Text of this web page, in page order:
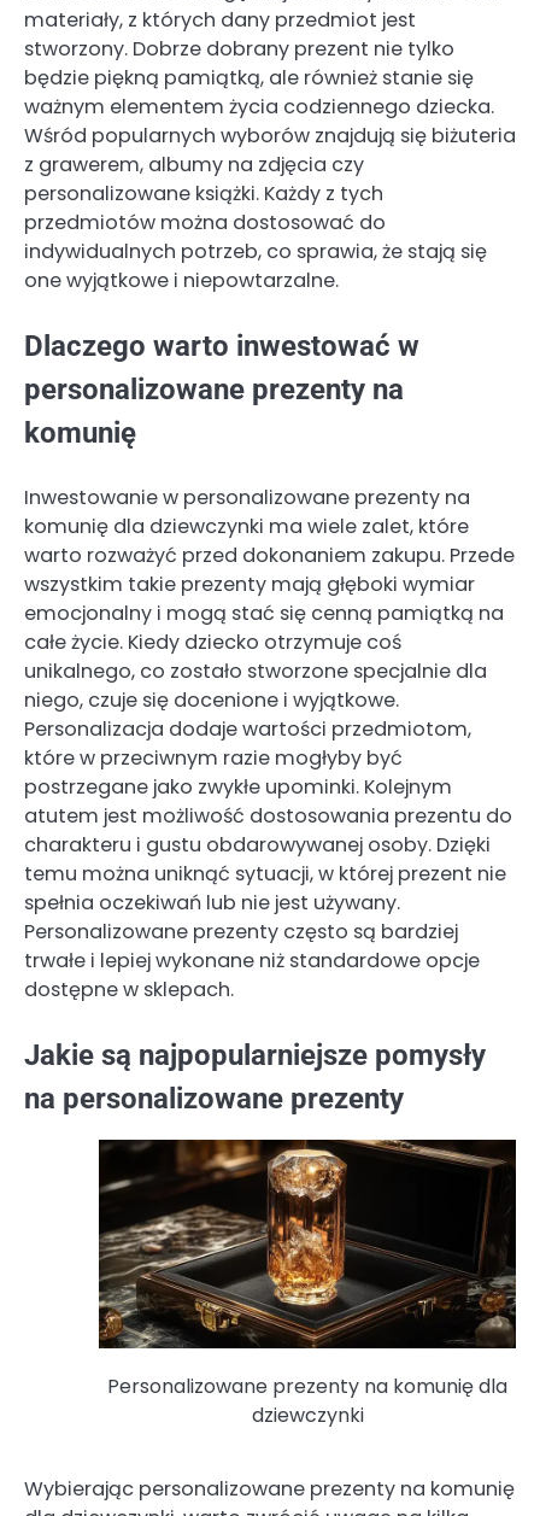
materiały, z których dany przedmiot jest
stworzony. Dobrze dobrany prezent nie tylko
będzie piękną pamiątką, ale również stanie się
ważnym elementem życia codziennego dziecka.
Wśród popularnych wyborów znajdują się biżuteria
z grawerem, albumy na zdjęcia czy
personalizowane książki. Każdy z tych
przedmiotów można dostosować do
indywidualnych potrzeb, co sprawia, że stają się
one wyjątkowe i niepowtarzalne.
Dlaczego warto inwestować w
personalizowane prezenty na
komunię
Inwestowanie w personalizowane prezenty na
komunię dla dziewczynki ma wiele zalet, które
warto rozważyć przed dokonaniem zakupu. Przede
wszystkim takie prezenty mają głęboki wymiar
emocjonalny i mogą stać się cenną pamiątką na
całe życie. Kiedy dziecko otrzymuje coś
unikalnego, co zostało stworzone specjalnie dla
niego, czuje się docenione i wyjątkowe.
Personalizacja dodaje wartości przedmiotom,
które w przeciwnym razie mogłyby być
postrzegane jako zwykłe upominki. Kolejnym
atutem jest możliwość dostosowania prezentu do
charakteru i gustu obdarowywanej osoby. Dzięki
temu można uniknąć sytuacji, w której prezent nie
spełnia oczekiwań lub nie jest używany.
Personalizowane prezenty często są bardziej
trwałe i lepiej wykonane niż standardowe opcje
dostępne w sklepach.
Jakie są najpopularniejsze pomysły
na personalizowane prezenty
Personalizowane prezenty na komunię dla
dziewczynki
Wybierając personalizowane prezenty na komunię